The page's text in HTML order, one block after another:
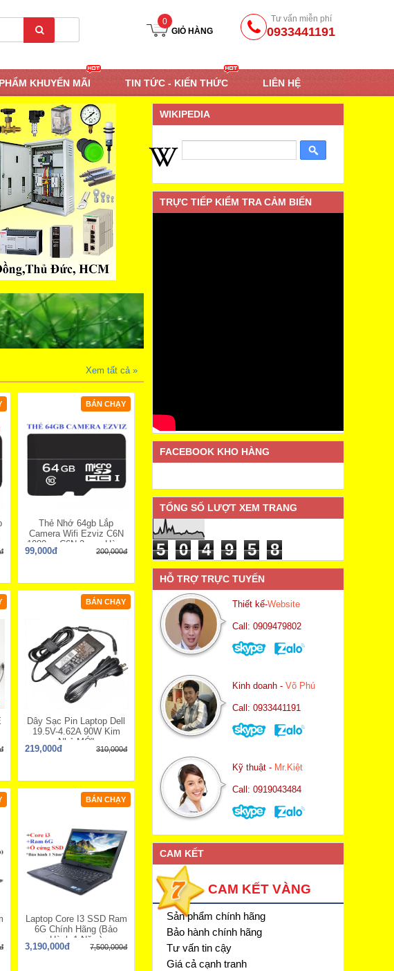
0
GIỎ HÀNG
Tư vấn miễn phí
0933441191
KHUYẾN MÃI TIN TỨC - KIẾN THỨC LIÊN HỆ
Xem tất cả »
BÁN CHẠY
Thẻ Nhớ 64gb Lắp
Camera Wifi Ezviz C6N
1080p , C6N 2mp - Hàng
99,000đ 200,000đ
BÁN CHẠY
Dây Sạc Pin Laptop Dell
19.5V-4.62A 90W Kim
Nhỏ MỚI
219,000đ 310,000đ
BÁN CHẠY
Laptop Core I3 SSD Ram
6G Chính Hãng (Bảo
Hành 1 Năm)
3,190,000đ 7,500,000đ
WIKIPEDIA
TRỰC TIẾP KIỂM TRA CẢM BIẾN
FACEBOOK KHO HÀNG
TỔNG SỐ LƯỢT XEM TRANG
5 0 4 9 5 8
HỖ TRỢ TRỰC TUYẾN
Thiết kế-Website
Call: 0909479802
Kinh doanh - Võ Phú
Call: 0933441191
Kỹ thuật - Mr.Kiệt
Call: 0919043484
CAM KẾT
CAM KẾT VÀNG
1
Sản phẩm chính hãng
2
Bảo hành chính hãng
3
Tư vấn tin cậy
Giá cả cạnh tranh